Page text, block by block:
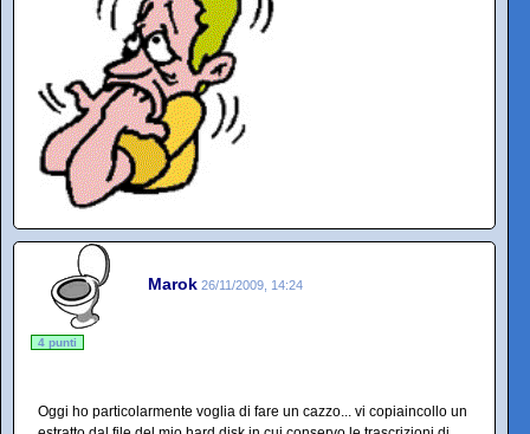
Marok 26/11/2009, 14:24
4 punti
Oggi ho particolarmente voglia di fare un cazzo... vi copiaincollo un